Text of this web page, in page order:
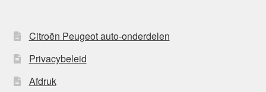
Citroën Peugeot auto-onderdelen
Privacybeleid
Afdruk